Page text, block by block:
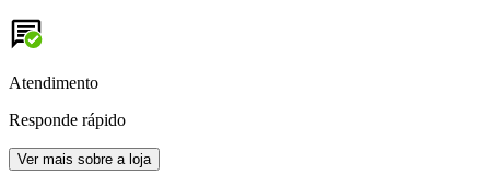
Atendimento
Responde rápido
Ver mais sobre a loja